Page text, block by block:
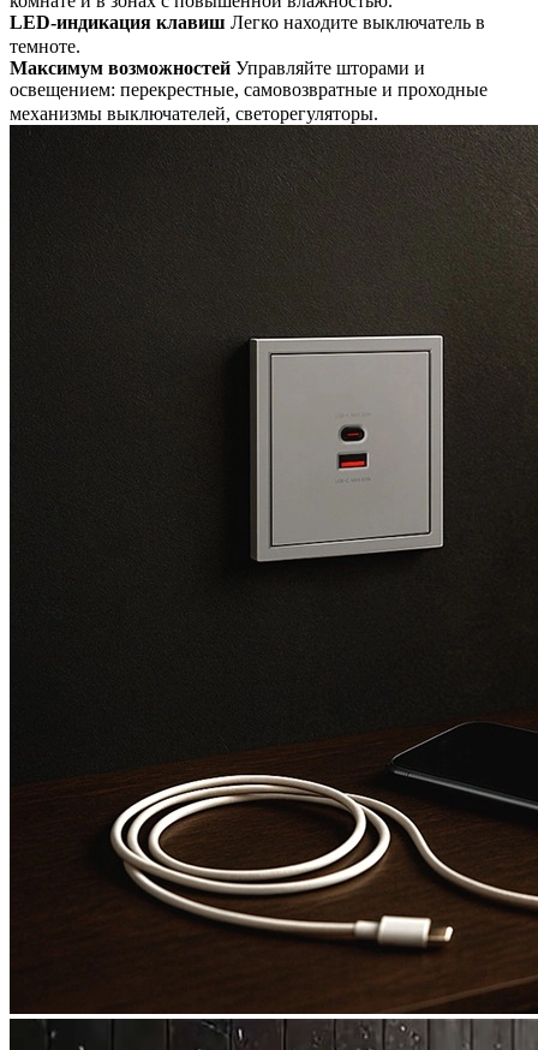
LED-индикация клавиш Легко находите выключатель в
темноте.
Максимум возможностей Управляйте шторами и
освещением: перекрестные, самовозвратные и проходные
механизмы выключателей, светорегуляторы.